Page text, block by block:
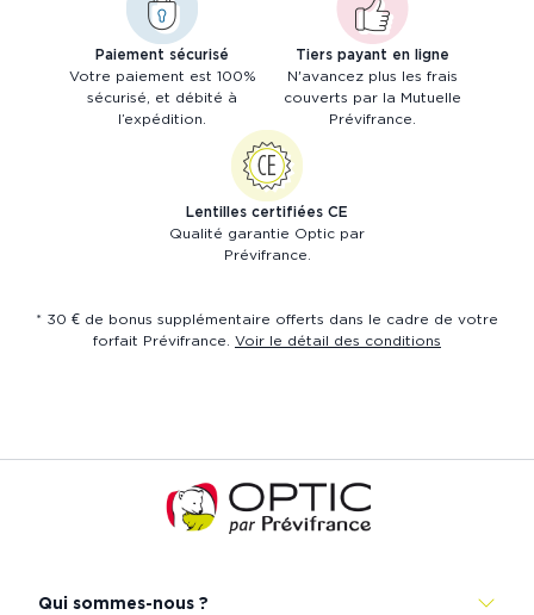
Paiement sécurisé
Votre paiement est 100%
sécurisé, et débité à
l’expédition.
Tiers payant en ligne
N'avancez plus les frais
couverts par la Mutuelle
Prévifrance.
Lentilles certifiées CE
Qualité garantie Optic par
Prévifrance.
* 30 € de bonus supplémentaire offerts dans le cadre de votre
forfait Prévifrance. Voir le détail des conditions
Accueil
de
Qui sommes-nous ?